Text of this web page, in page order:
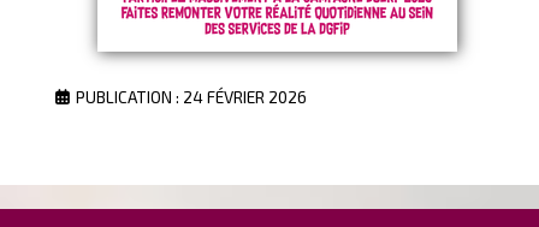
PUBLICATION : 24 FÉVRIER 2026